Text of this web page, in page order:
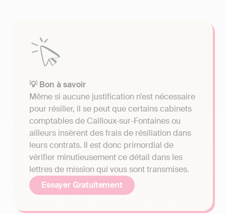
💡 Bon à savoir
Même si aucune justification n’est nécessaire
pour résilier, il se peut que certains cabinets
comptables de Cailloux-sur-Fontaines ou
ailleurs insèrent des frais de résiliation dans
leurs contrats. Il est donc primordial de
vérifier minutieusement ce détail dans les
lettres de mission qui vous sont transmises.
Essayer Gratuitement